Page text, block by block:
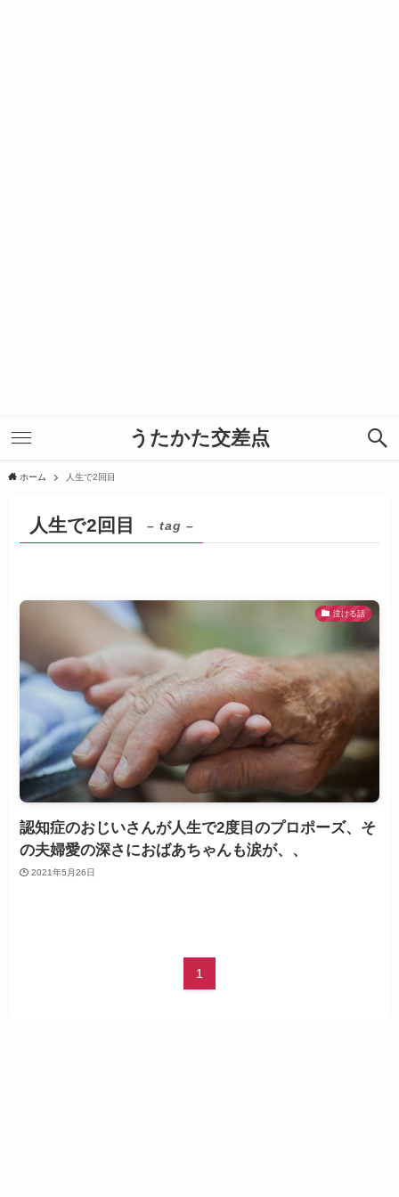
うたかた交差点
ホーム 人生で2回目
人生で2回目 – tag –
泣ける話
認知症のおじいさんが人生で2度目のプロポーズ、そ
の夫婦愛の深さにおばあちゃんも涙が、、
2021年5月26日
1